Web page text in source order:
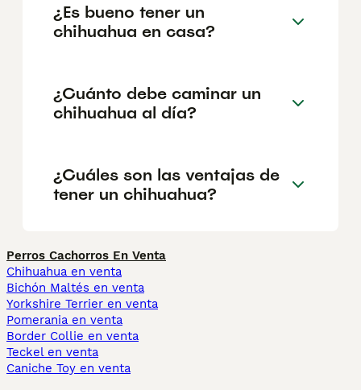
¿Es bueno tener un
chihuahua en casa?
¿Cuánto debe caminar un
chihuahua al día?
¿Cuáles son las ventajas de
tener un chihuahua?
Perros Cachorros En Venta
Chihuahua en venta
Bichón Maltés en venta
Yorkshire Terrier en venta
Pomerania en venta
Border Collie en venta
Teckel en venta
Caniche Toy en venta